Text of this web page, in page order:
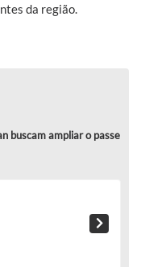
da região.
buscam ampliar o passe